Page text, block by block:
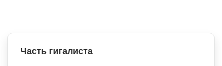
Часть гигалиста